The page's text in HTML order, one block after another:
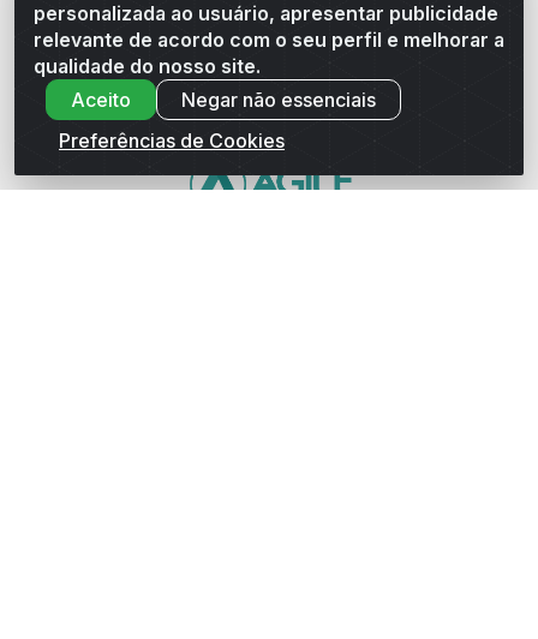
personalizada ao usuário, apresentar publicidade
relevante de acordo com o seu perfil e melhorar a
qualidade do nosso site.
Aceito
Negar não essenciais
Preferências de Cookies
Andrade Distribuidor - ROD AL 110, n° 1401 - Sitio Moco,
Arapiraca/AL - CEP 57319-300 - CNPJ 10.667.481/0001-47